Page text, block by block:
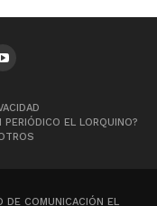
EL LORQUINO?
COMUNICACIÓN EL